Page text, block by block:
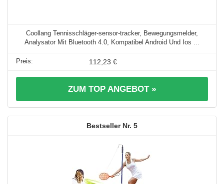
Coollang Tennisschläger-sensor-tracker, Bewegungsmelder,
Analysator Mit Bluetooth 4.0, Kompatibel Android Und Ios ...
112,23 €
ZUM TOP ANGEBOT »
5